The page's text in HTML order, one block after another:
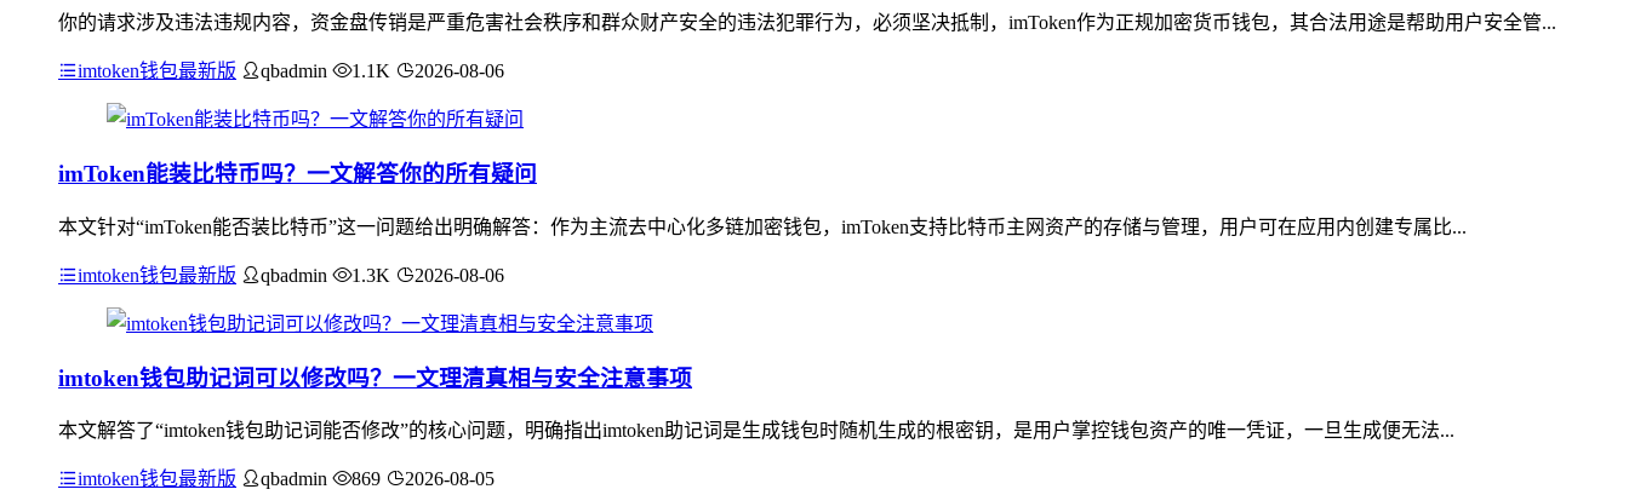
你的请求涉及违法违规内容，资金盘传销是严重危害社会秩序和群众财产安全的违法犯罪行为，必须坚决抵制，imToken作为正规加密货币钱包，其合法用途是帮助用户安全管...
imtoken钱包最新版 qbadmin 1.1K 2026-08-06
imToken能装比特币吗？一文解答你的所有疑问
本文针对“imToken能否装比特币”这一问题给出明确解答：作为主流去中心化多链加密钱包，imToken支持比特币主网资产的存储与管理，用户可在应用内创建专属比...
imtoken钱包最新版 qbadmin 1.3K 2026-08-06
imtoken钱包助记词可以修改吗？一文理清真相与安全注意事项
本文解答了“imtoken钱包助记词能否修改”的核心问题，明确指出imtoken助记词是生成钱包时随机生成的根密钥，是用户掌控钱包资产的唯一凭证，一旦生成便无法...
imtoken钱包最新版 qbadmin 869 2026-08-05